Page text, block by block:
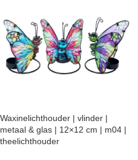
Waxinelichthouder | vlinder |
metaal & glas | 12×12 cm | m04 |
theelichthouder